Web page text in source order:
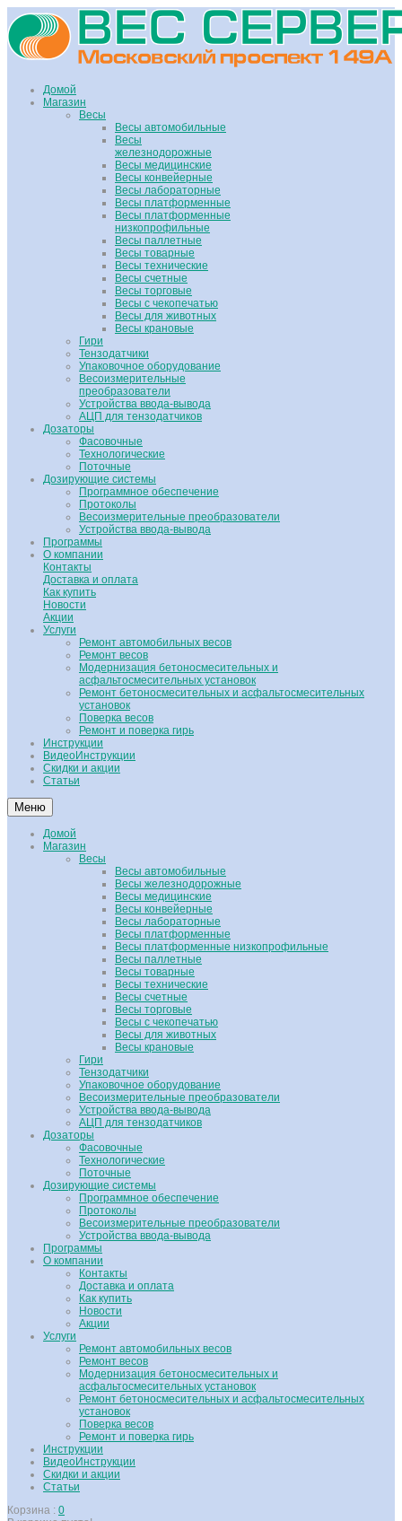
Домой
Магазин
Весы
Весы автомобильные
Весы
железнодорожные
Весы медицинские
Весы конвейерные
Весы лабораторные
Весы платформенные
Весы платформенные
низкопрофильные
Весы паллетные
Весы товарные
Весы технические
Весы счетные
Весы торговые
Весы с чекопечатью
Весы для животных
Весы крановые
Гири
Тензодатчики
Упаковочное оборудование
Весоизмерительные
преобразователи
Устройства ввода-вывода
АЦП для тензодатчиков
Дозаторы
Фасовочные
Технологические
Поточные
Дозирующие системы
Программное обеспечение
Протоколы
Весоизмерительные преобразователи
Устройства ввода-вывода
Программы
О компании
Контакты
Доставка и оплата
Как купить
Новости
Акции
Услуги
Ремонт автомобильных весов
Ремонт весов
Модернизация бетоносмесительных и
асфальтосмесительных установок
Ремонт бетоносмесительных и асфальтосмесительных
установок
Поверка весов
Ремонт и поверка гирь
Инструкции
ВидеоИнструкции
Скидки и акции
Статьи
Меню
Домой
Магазин
Весы
Весы автомобильные
Весы железнодорожные
Весы медицинские
Весы конвейерные
Весы лабораторные
Весы платформенные
Весы платформенные низкопрофильные
Весы паллетные
Весы товарные
Весы технические
Весы счетные
Весы торговые
Весы с чекопечатью
Весы для животных
Весы крановые
Гири
Тензодатчики
Упаковочное оборудование
Весоизмерительные преобразователи
Устройства ввода-вывода
АЦП для тензодатчиков
Дозаторы
Фасовочные
Технологические
Поточные
Дозирующие системы
Программное обеспечение
Протоколы
Весоизмерительные преобразователи
Устройства ввода-вывода
Программы
О компании
Контакты
Доставка и оплата
Как купить
Новости
Акции
Услуги
Ремонт автомобильных весов
Ремонт весов
Модернизация бетоносмесительных и
асфальтосмесительных установок
Ремонт бетоносмесительных и асфальтосмесительных
установок
Поверка весов
Ремонт и поверка гирь
Инструкции
ВидеоИнструкции
Скидки и акции
Статьи
Корзина : 0